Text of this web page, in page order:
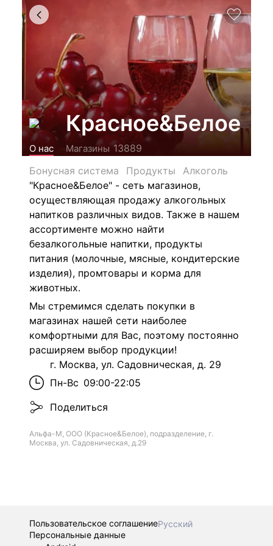
Красное&Белое
О нас Магазины 13889
Бонусная система
Продукты
Алкоголь
"Красное&Белое" - сеть магазинов,
осуществляющая продажу алкогольных
напитков различных видов. Также в нашем
ассортименте можно найти
безалкогольные напитки, продукты
питания (молочные, мясные, кондитерские
изделия), промтовары и корма для
животных.
Мы стремимся сделать покупки в
магазинах нашей сети наиболее
комфортными для Вас, поэтому постоянно
расширяем выбор продукции!
г. Москва, ул. Садовническая, д. 29
Пн-Вс 09:00-22:05
Поделиться
Альфа-М, ООО (Красное&Белое), подразделение, г.
Москва, ул. Садовническая, д.29
Пользовательское соглашениеРусский
Персональные данные